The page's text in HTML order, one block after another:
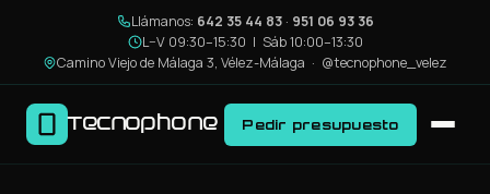
Llámanos: 642 35 44 83· 951 06 93 36
L–V 09:30–15:30 | Sáb 10:00–13:30
Camino Viejo de Málaga 3, Vélez-Málaga · @tecnophone_velez
Tecnophone Pedir presupuesto